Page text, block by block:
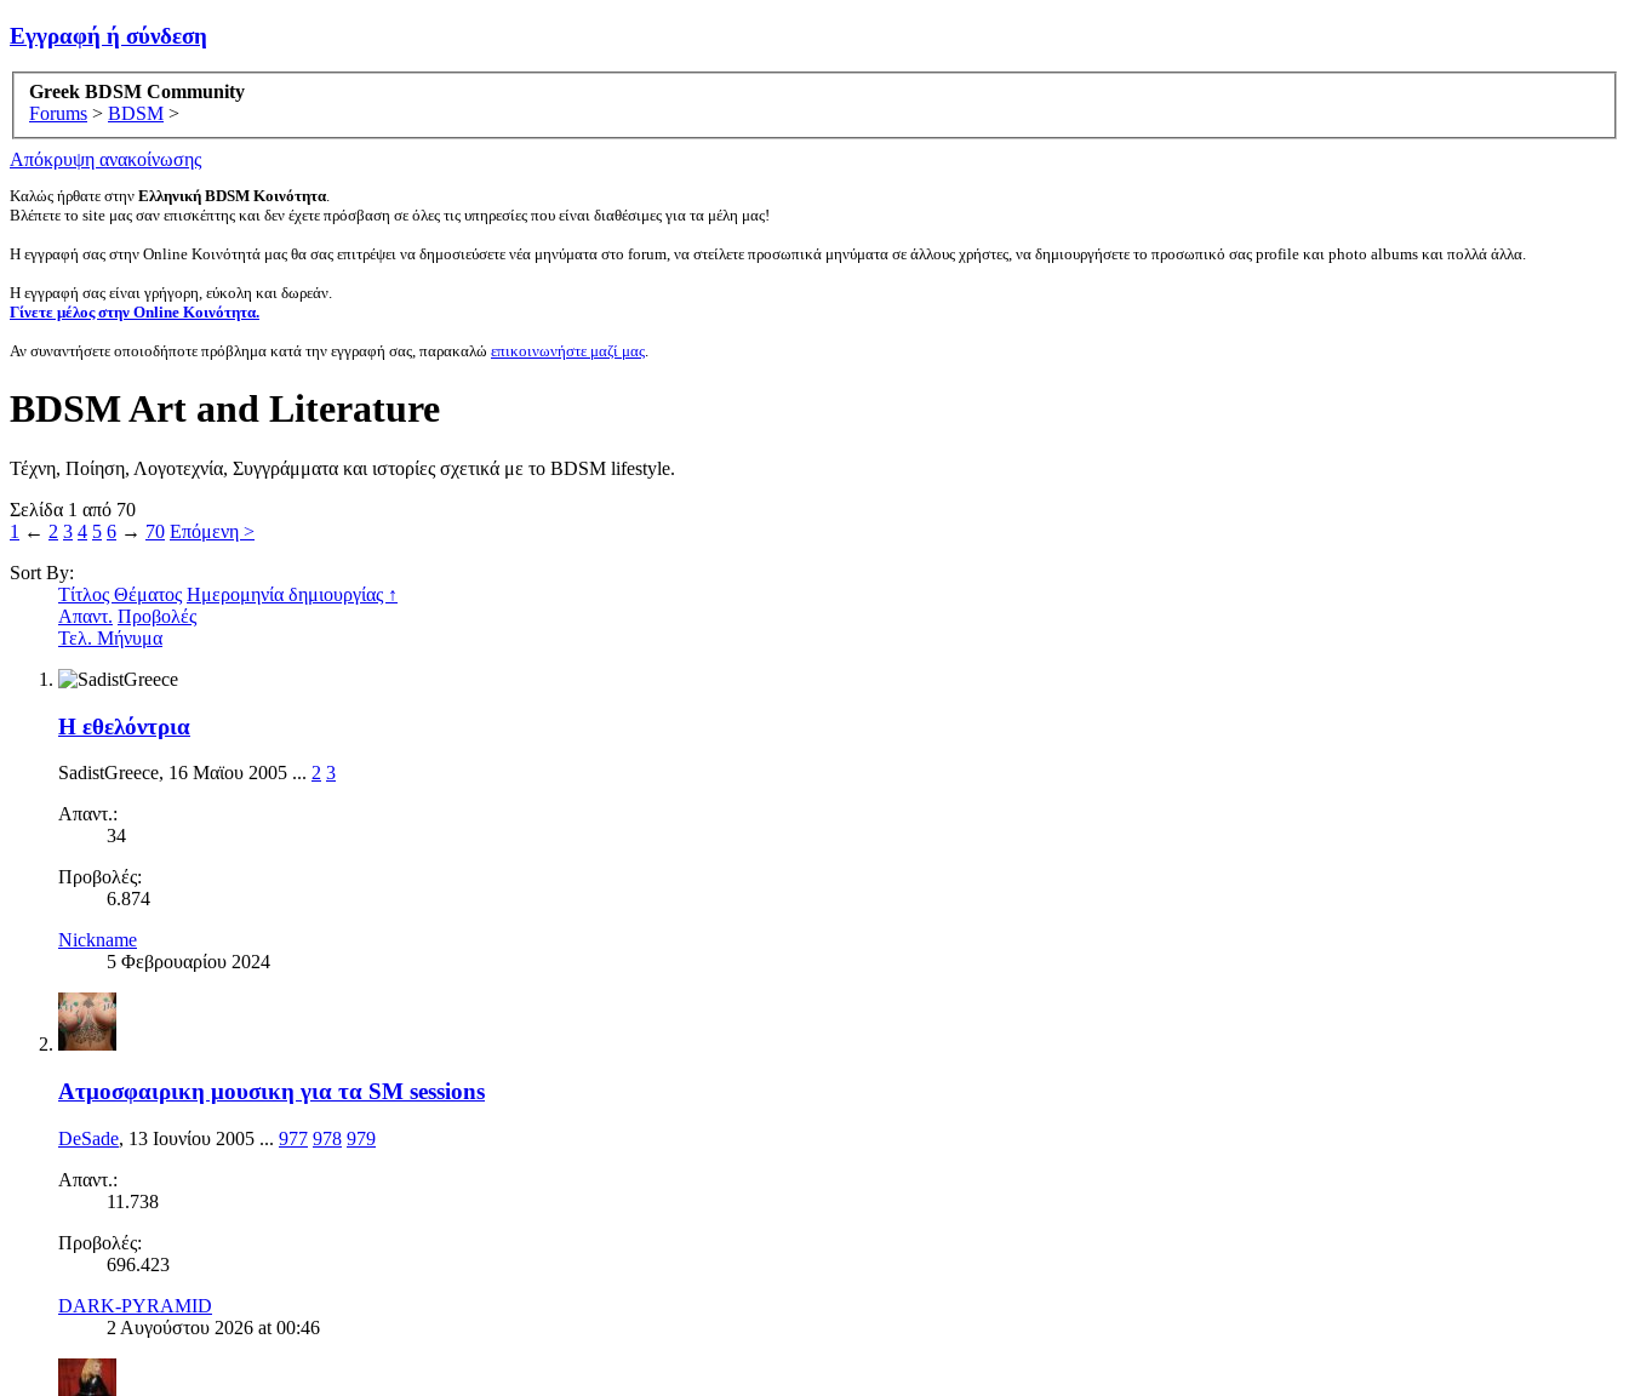
Εγγραφή ή σύνδεση
Greek BDSM Community
Forums > BDSM >
Απόκρυψη ανακοίνωσης
Καλώς ήρθατε στην Ελληνική BDSM Κοινότητα.
Βλέπετε το site μας σαν επισκέπτης και δεν έχετε πρόσβαση σε όλες τις υπηρεσίες που είναι διαθέσιμες για τα μέλη μας!
Η εγγραφή σας στην Online Κοινότητά μας θα σας επιτρέψει να δημοσιεύσετε νέα μηνύματα στο forum, να στείλετε προσωπικά μηνύματα σε άλλους χρήστες, να δημιουργήσετε το προσωπικό σας profile και photo albums και πολλά άλλα.
Η εγγραφή σας είναι γρήγορη, εύκολη και δωρεάν.
Γίνετε μέλος στην Online Κοινότητα.
Αν συναντήσετε οποιοδήποτε πρόβλημα κατά την εγγραφή σας, παρακαλώ επικοινωνήστε μαζί μας.
BDSM Art and Literature
Τέχνη, Ποίηση, Λογοτεχνία, Συγγράμματα και ιστορίες σχετικά με το BDSM lifestyle.
Σελίδα 1 από 70
1 ← 2 3 4 5 6 → 70 Επόμενη >
Sort By:
Τίτλος Θέματος Ημερομηνία δημιουργίας ↑
Απαντ. Προβολές
Τελ. Μήνυμα
Η εθελόντρια
SadistGreece, 16 Μαϊου 2005 ... 2 3
Απαντ.:
34
Προβολές:
6.874
Nickname
5 Φεβρουαρίου 2024
Ατμοσφαιρικη μουσικη για τα SM sessions
DeSade, 13 Ιουνίου 2005 ... 977 978 979
Απαντ.:
11.738
Προβολές:
696.423
DARK-PYRAMID
2 Αυγούστου 2026 at 00:46